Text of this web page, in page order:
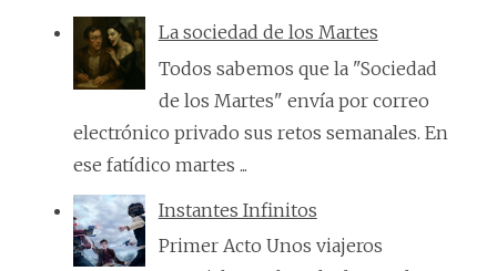
La sociedad de los Martes
Todos sabemos que la "Sociedad
de los Martes" envía por correo
electrónico privado sus retos semanales. En
ese fatídico martes ...
Instantes Infinitos
Primer Acto Unos viajeros